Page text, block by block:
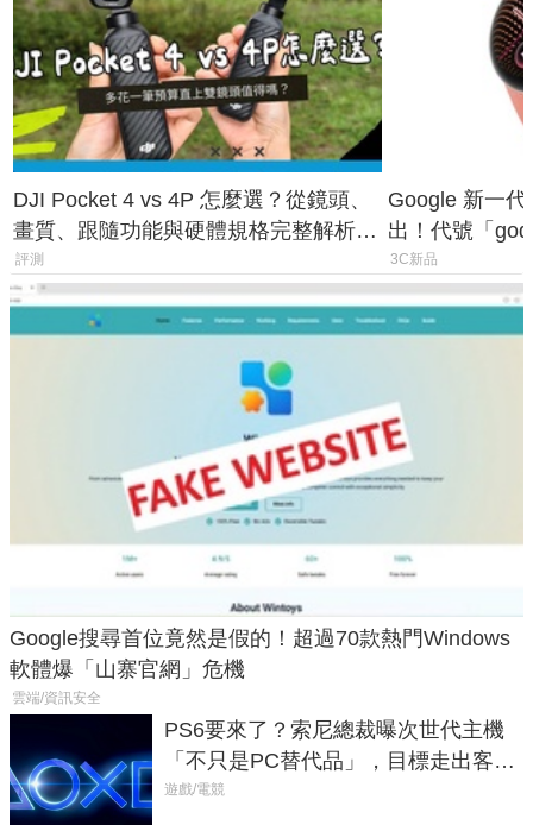
DJI Pocket 4 vs 4P 怎麼選？從鏡頭、
畫質、跟隨功能與硬體規格完整解析，
一次看懂兩台差異
評測
Google 新一
出！代號「
鎖定 AI 應用
3C新品
Google搜尋首位竟然是假的！超過70款熱門Windows
軟體爆「山寨官網」危機
雲端/資訊安全
PS6要來了？索尼總裁曝次世代主機
「不只是PC替代品」，目標走出客
廳、進軍電競桌面
遊戲/電競